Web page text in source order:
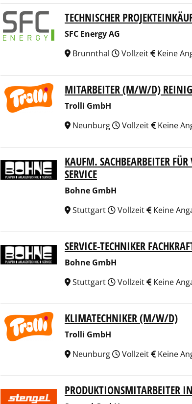
SFC Energy AG TECHNISCHER
SFC Energy AG
Brunnthal
Vollzeit Keine
Trolli GmbH MITARBEITER (M/W/D)
Trolli GmbH
Neunburg
Vollzeit Keine
Bohne GmbH
KAUFM. SACHBEARBEITER
SERVICE
Bohne GmbH
Stuttgart
Vollzeit Keine
Bohne GmbH SERVICE-TECHNIKER
Bohne GmbH
Stuttgart
Vollzeit Keine
Trolli GmbH KLIMATECHNIKER (M/W/D)
Trolli GmbH
Neunburg
Vollzeit Keine
Stengel GmbH PRODUKTIONSMITARBEITER